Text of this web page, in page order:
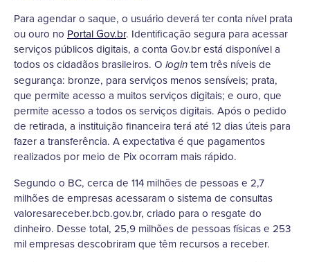
Para agendar o saque, o usuário deverá ter conta nível prata
ou ouro no Portal Gov.br. Identificação segura para acessar
serviços públicos digitais, a conta Gov.br está disponível a
todos os cidadãos brasileiros. O login tem três níveis de
segurança: bronze, para serviços menos sensíveis; prata,
que permite acesso a muitos serviços digitais; e ouro, que
permite acesso a todos os serviços digitais. Após o pedido
de retirada, a instituição financeira terá até 12 dias úteis para
fazer a transferência. A expectativa é que pagamentos
realizados por meio de Pix ocorram mais rápido.
Segundo o BC, cerca de 114 milhões de pessoas e 2,7
milhões de empresas acessaram o sistema de consultas
valoresareceber.bcb.gov.br, criado para o resgate do
dinheiro. Desse total, 25,9 milhões de pessoas físicas e 253
mil empresas descobriram que têm recursos a receber.